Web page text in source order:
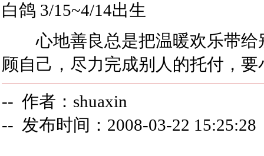
白鸽 3/15~4/14出生
心地善良总是把温暖欢乐带给
顾自己，尽力完成别人的托付，
-- 作者：shuaxin
-- 发布时间：2008-03-22 15:25:28